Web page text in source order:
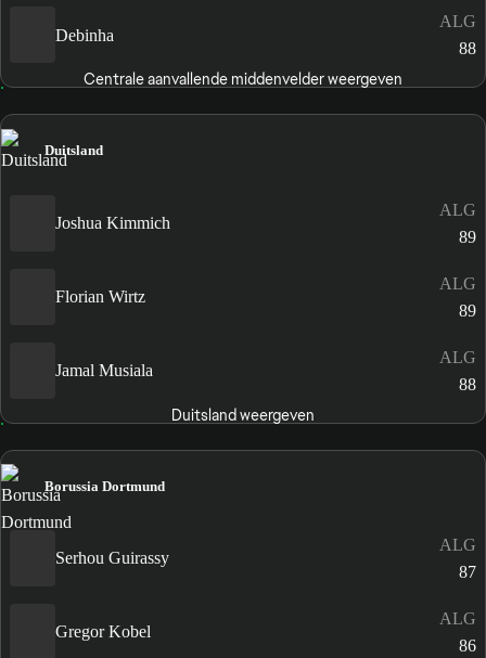
Debinha
ALG
88
Centrale aanvallende middenvelder weergeven
Duitsland
Joshua Kimmich
ALG
89
Florian Wirtz
ALG
89
Jamal Musiala
ALG
88
Duitsland weergeven
Borussia Dortmund
Serhou Guirassy
ALG
87
Gregor Kobel
ALG
86